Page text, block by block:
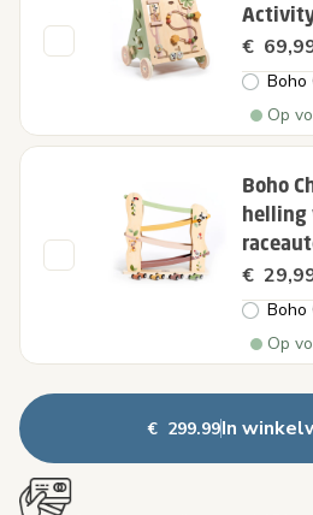
€
Boho
Op
Boho
helling
€
Boho
Op
€ 299.99In